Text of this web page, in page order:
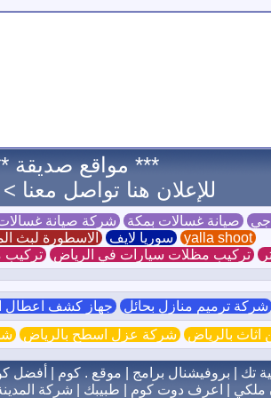
*** مواقع صديقة
للإعلان هنا تواصل معنا >
جي صيانة غسالات بمكة شركة صيانة
yalla shoot
سوريا لايف الاسطورة لبث
تركيب مظلات سيارات في الرياض تركيب
شركة ترميم منازل بحائل جهاز كشف اعطال
بالرياض شركة عزل اسطح بالرياض
تك بروفيشنال برامج موقع . كوم أفضل
ملكي اعرف دوت كوم طبيبك شركة